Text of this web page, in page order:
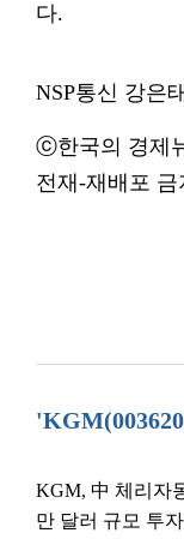
다.
NSP통신 강은
ⓒ한국의 경제
전재-재배포 금
KGM, 中 체리자
만 달러 규모 투